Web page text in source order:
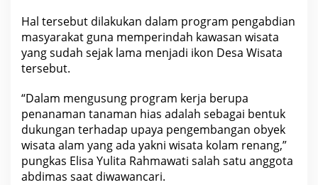
b
a
t
M
o
j
e
r
t
o
Hal tersebut dilakukan dalam program pengabdian
masyarakat guna memperindah kawasan wisata
yang sudah sejak lama menjadi ikon Desa Wisata
tersebut.
“Dalam mengusung program kerja berupa
penanaman tanaman hias adalah sebagai bentuk
dukungan terhadap upaya pengembangan obyek
wisata alam yang ada yakni wisata kolam renang,”
pungkas Elisa Yulita Rahmawati salah satu anggota
abdimas saat diwawancari.